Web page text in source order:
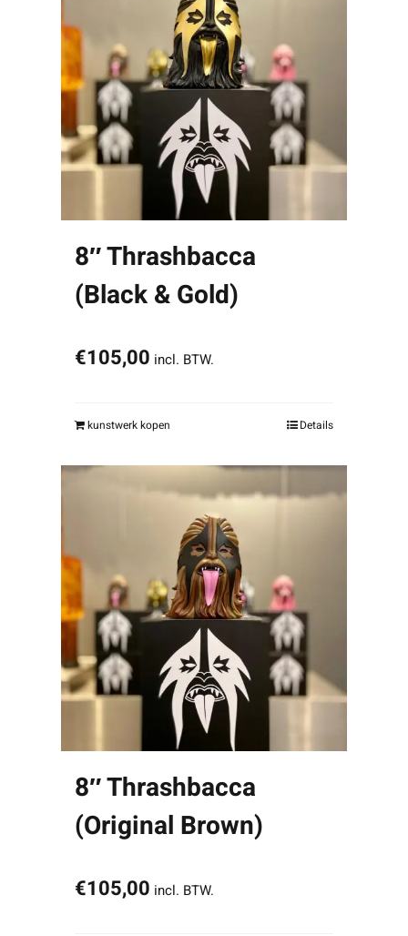
8″ Thrashbacca
(Black & Gold)
€105,00 incl. BTW.
kunstwerk kopen Details
8″ Thrashbacca
(Original Brown)
€105,00 incl. BTW.